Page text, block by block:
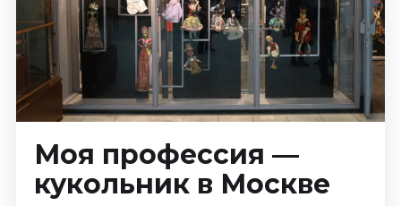
Театр
Август 2026
Сентябрь 2026
Октябрь 2026
Ноябрь 2026
Январь 2027
Стендап
Моя профессия —
кукольник в Москве